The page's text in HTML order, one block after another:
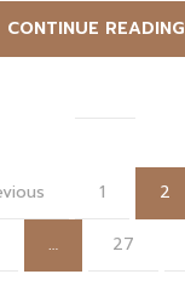
CONTINUE READING
1 2
… 27